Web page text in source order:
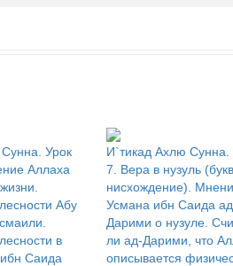
Урок
Аллаха
Абу
в
Саида
И`тикад Ахлю Сунна.
7. Вера в нузуль
нисхождение).
Усмана ибн Саида
Дарими о нузуле.
ли ад-Дарими, что
описывается